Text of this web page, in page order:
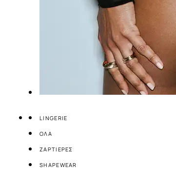
LINGERIE
ΟΛΑ
ΖΑΡΤΙΕΡΕΣ
SHAPEWEAR